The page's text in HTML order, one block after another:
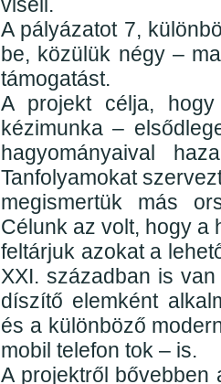
A pályázatot 7,
be, közülük négy –
támogatást.
A projekt célja,
kézimunka –
hagyományaival
Tanfolyamokat
megismertük más
Célunk az volt, hogy a
feltárjuk azokat a
XXI. században is
díszítő elemként
és a különböző
mobil telefon tok – is.
A projektről bővebben